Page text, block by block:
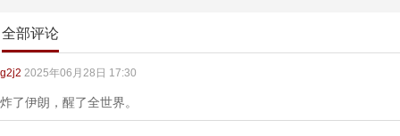
全部评论
g2j2 2025年06月28日 17:30
炸了伊朗，醒了全世界。